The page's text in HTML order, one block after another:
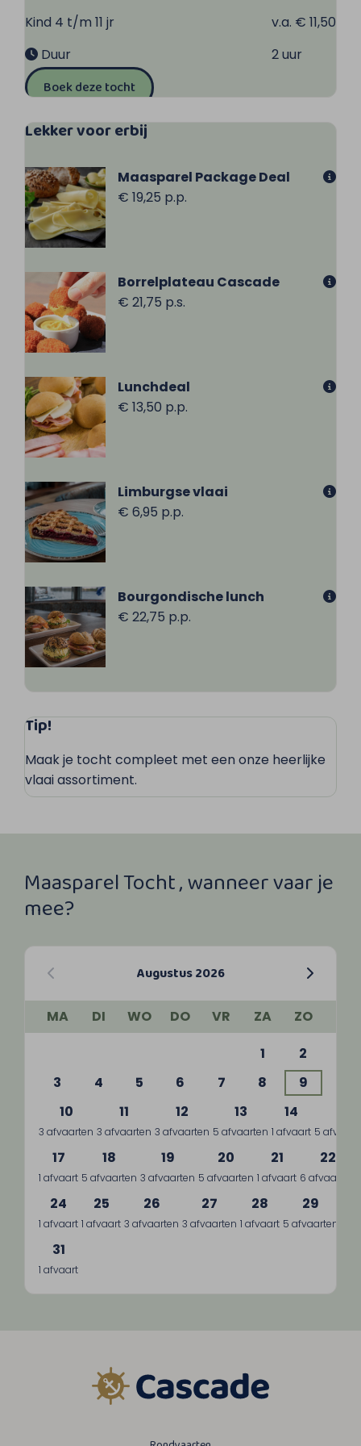
Kind 4 t/m 11 jr
v.a. € 11,50
Duur
2 uur
Boek deze tocht
Lekker voor erbij
Maasparel Package Deal
€ 19,25 p.p.
Borrelplateau Cascade
€ 21,75 p.s.
Lunchdeal
€ 13,50 p.p.
Limburgse vlaai
€ 6,95 p.p.
Bourgondische lunch
€ 22,75 p.p.
Tip!
Maak je tocht compleet met een onze heerlijke
vlaai assortiment.
Maasparel Tocht , wanneer vaar je
mee?
Augustus 2026
MA DI WO DO VR ZA
ZO
1
2
3
4 5 6 7 8
9
10
3 afvaarten
11
3 afvaarten
12
3 afvaarten
13
5 afvaarten
14
1 afvaart 5
17
1 afvaart
18
5 afvaarten
19
3 afvaarten
20
5 afvaarten
21
1 afvaart
22
6 afvaarten
24
1 afvaart
25
1 afvaart
26
3 afvaarten
27
3 afvaarten
28
1 afvaart
29
5 afvaarten
31
1 afvaart